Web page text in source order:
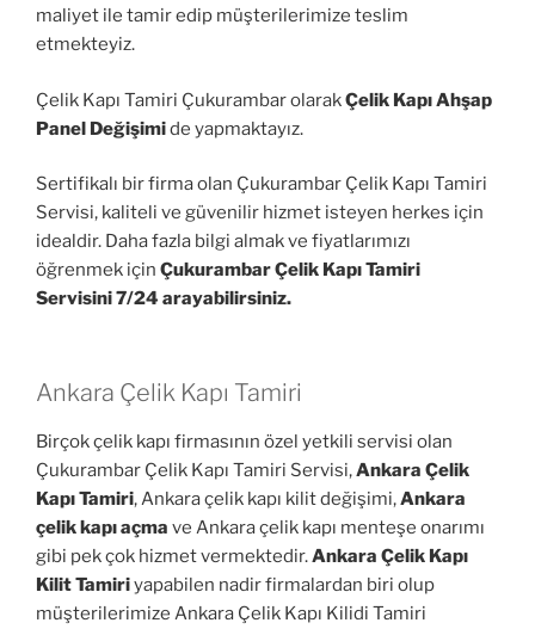
maliyet ile tamir edip müşterilerimize teslim
etmekteyiz.
Çelik Kapı Tamiri Çukurambar olarakÇelik Kapı Ahşap
Panel Değişimide yapmaktayız.
Sertifikalı bir firma olan Çukurambar Çelik Kapı Tamiri
Servisi, kaliteli ve güvenilir hizmet isteyen herkes için
idealdir. Daha fazla bilgi almak ve fiyatlarımızı
öğrenmek için Çukurambar Çelik Kapı Tamiri
Servisini 7/24 arayabilirsiniz.
Ankara Çelik Kapı Tamiri
Birçok çelik kapı firmasının özel yetkili servisi olan
Çukurambar Çelik Kapı Tamiri Servisi,Ankara Çelik
Kapı Tamiri, Ankara çelik kapı kilit değişimi,Ankara
çelik kapı açma ve Ankara çelik kapı menteşe onarımı
gibi pek çok hizmet vermektedir.Ankara Çelik Kapı
Kilit Tamiriyapabilen nadir firmalardan biri olup
müşterilerimize Ankara Çelik Kapı Kilidi Tamiri